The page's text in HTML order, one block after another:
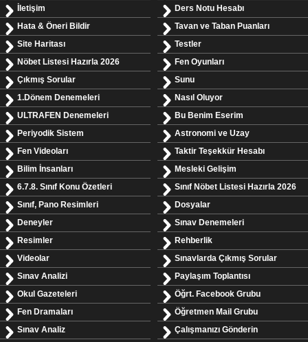
İletişim
Hata & Öneri Bildir
Site Haritası
Nöbet Listesi Hazırla 2026
Çıkmış Sorular
1.Dönem Denemeleri
ULTRAFEN Denemeleri
Periyodik Sistem
Fen Videoları
Bilim İnsanları
6.7.8. Sınıf Konu Özetleri
Sınıf, Pano Resimleri
Deneyler
Resimler
Videolar
Sınav Analizi
Okul Gazeteleri
Fen Dramaları
Sınav Analiz
Ders Notu Hesabı
Tavan ve Taban Puanları
Testler
Fen Oyunları
Sunu
Nasıl Oluyor
Bu Benim Eserim
Astronomi ve Uzay
Taktir Teşekkür Hesabı
Mesleki Gelişim
Sınıf Nöbet Listesi Hazırla 2026
Dosyalar
Sınav Denemeleri
Rehberlik
Sınavlarda Çıkmış Sorular
Paylaşım Toplantısı
Öğrt. Facebook Grubu
Öğretmen Mail Grubu
Çalışmanızı Gönderin